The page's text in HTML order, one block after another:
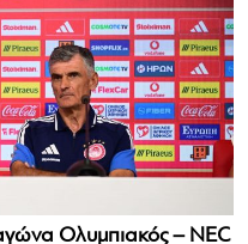
Ολυμπιακός – NEC